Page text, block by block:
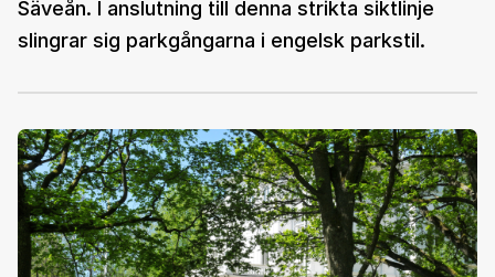
Säveån. I anslutning till denna strikta siktlinje
slingrar sig parkgångarna i engelsk parkstil.